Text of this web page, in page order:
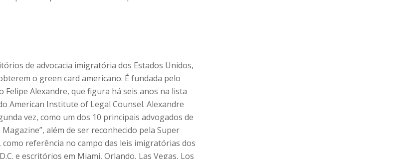
de advocacia imigratória dos Estados Unidos,
o green card americano. É fundada pelo
Alexandre, que figura há seis anos na lista
American Institute of Legal Counsel. Alexandre
vez, como um dos 10 principais advogados de
além de ser reconhecido pela Super
referência no campo das leis imigratórias dos
e escritórios em Miami, Orlando, Las Vegas, Los